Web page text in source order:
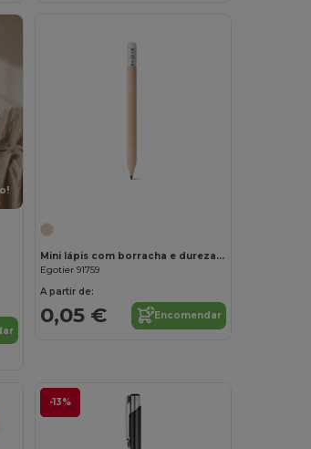
Mini lápis com borracha e dureza HB
Egotier 91759
A partir de:
0,05 € Encomendar
-13%